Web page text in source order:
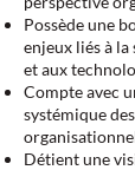
Possède une
enjeux liés à
et aux
Compte avec
systémique
Détient une